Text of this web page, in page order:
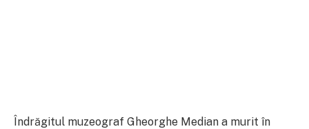
Îndrăgitul muzeograf Gheorghe Median a murit în